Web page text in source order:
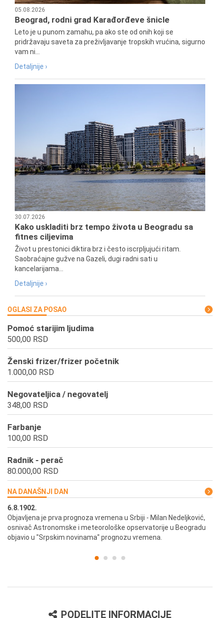
05.08.2026
Beograd, rodni grad Karađorđeve šnicle
Leto je u punom zamahu, pa ako ste od onih koji se
pridržavaju saveta za preživljavanje tropskih vrućina, sigurno
vam ni...
Detaljnije ›
30.07.2026
Kako uskladiti brz tempo života u Beogradu sa
fitnes ciljevima
Život u prestonici diktira brz i često iscrpljujući ritam.
Saobraćajne gužve na Gazeli, dugi radni sati u
kancelarijama...
Detaljnije ›
OGLASI ZA POSAO
Pomoć starijim ljudima
500,00 RSD
Ženski frizer/frizer početnik
1.000,00 RSD
Negovateljica / negovatelj
348,00 RSD
Farbanje
100,00 RSD
Radnik - perač
80.000,00 RSD
NA DANAŠNJI DAN
6.8.1902.
Objavljena je prva prognoza vremena u Srbiji - Milan Nedeljković,
osnivač Astronomske i meteorološke opservatorije u Beogradu
objavio u "Srpskim novinama" prognozu vremena.
PODELITE INFORMACIJE